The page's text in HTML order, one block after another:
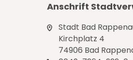
Anschrift
Stadt Bad
Kirchplatz 4
74906 Bad